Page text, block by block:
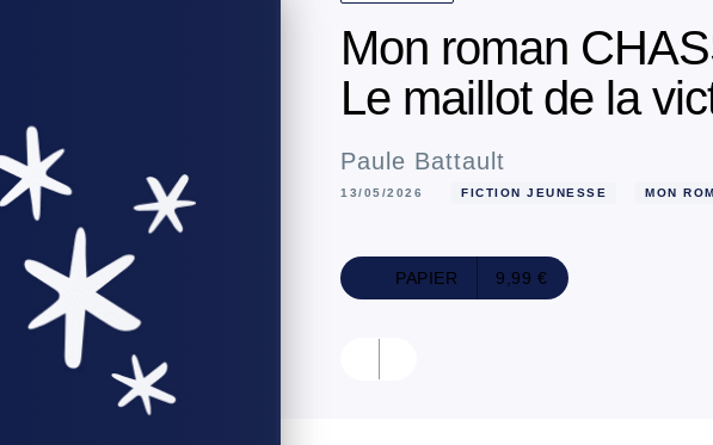
Mon roman
Le maillot de la
Paule Battault
13/05/2026 FICTION JEUNESSE MON
PAPIER 9,99 €